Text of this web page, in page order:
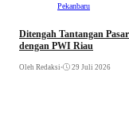
Pekanbaru
Ditengah Tantangan
dengan PWI Riau
Oleh Redaksi • 29 Juli 2026